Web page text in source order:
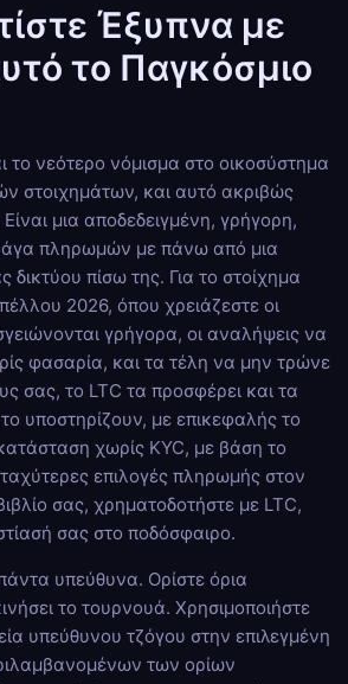
Έξυπνα με
το Παγκόσμιο
το νεότερο νόμισμα στο οικοσύστημα
στοιχημάτων, και αυτό ακριβώς
μια αποδεδειγμένη, γρήγορη,
πληρωμών με πάνω από μια
δικτύου πίσω της. Για το στοίχημα
2026, όπου χρειάζεστε οι
γρήγορα, οι αναλήψεις να
φασαρία, και τα τέλη να μην τρώνε
σας, το LTC τα προσφέρει και τα
υποστηρίζουν, με επικεφαλής το
χωρίς KYC, με βάση το
ταχύτερες επιλογές πληρωμής στον
σας, χρηματοδοτήστε με LTC,
σας στο ποδόσφαιρο.
υπεύθυνα. Ορίστε όρια
το τουρνουά. Χρησιμοποιήστε
υπεύθυνου τζόγου στην επιλεγμένη
των ορίων